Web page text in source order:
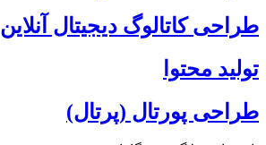
طراحی کاتالوگ دیجیتال آنلاین
تولید محتوا
طراحی پورتال (پرتال)